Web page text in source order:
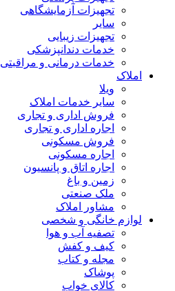
تجهیزات آزمایشگاهی
سایر
تجهیزات زیبایی
خدمات دندانپزشکی
خدمات درمانی و مراقبتی
املاک
ویلا
سایر خدمات املاک
فروش اداری و تجاری
اجاره اداری و تجاری
فروش مسکونی
اجاره مسکونی
اجاره اتاق و پانسیون
زمین و باغ
ملک صنعتی
مشاور املاک
لوازم خانگی و شخصی
تصفیه آب و هوا
کیف و کفش
مجله و کتاب
پوشاک
کالای خواب